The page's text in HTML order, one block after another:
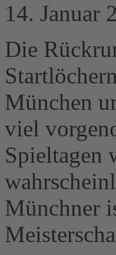
14. Januar
Die
München
viel
Spieltagen
Münchner